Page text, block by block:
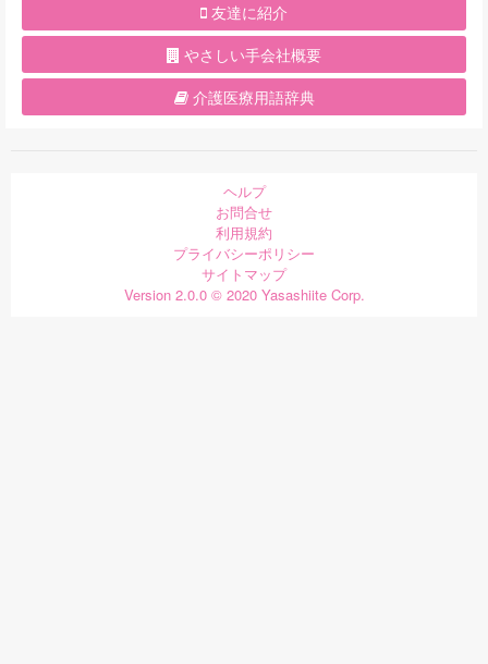
友達に紹介
やさしい手会社概要
介護医療用語辞典
ヘルプ
お問合せ
利用規約
プライバシーポリシー
サイトマップ
Version 2.0.0 © 2020 Yasashiite Corp.